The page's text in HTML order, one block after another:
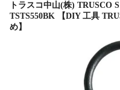
トラスコ中山(株) TRUSCO
TSTS550BK 【DIY 工具
め】